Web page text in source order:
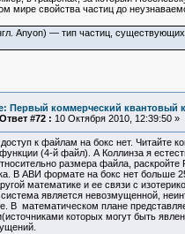
мире свойства частиц до
Anyon) — тип частиц,
Первый коммерческий квантовый
Ответ #72 : 10 Октября 2010, 12:39:50 »
к файлам на бокс нет. Читайте
(4-й файл). А Коллинза я
размера файла,
В АВИ формате на бокс нет больше
математике и ее связи с
является невозмущенной,
В математическом плане
которых могут быть